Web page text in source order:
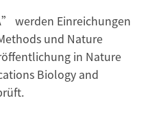
werden Einreichungen
und Nature
in Nature
Biology and